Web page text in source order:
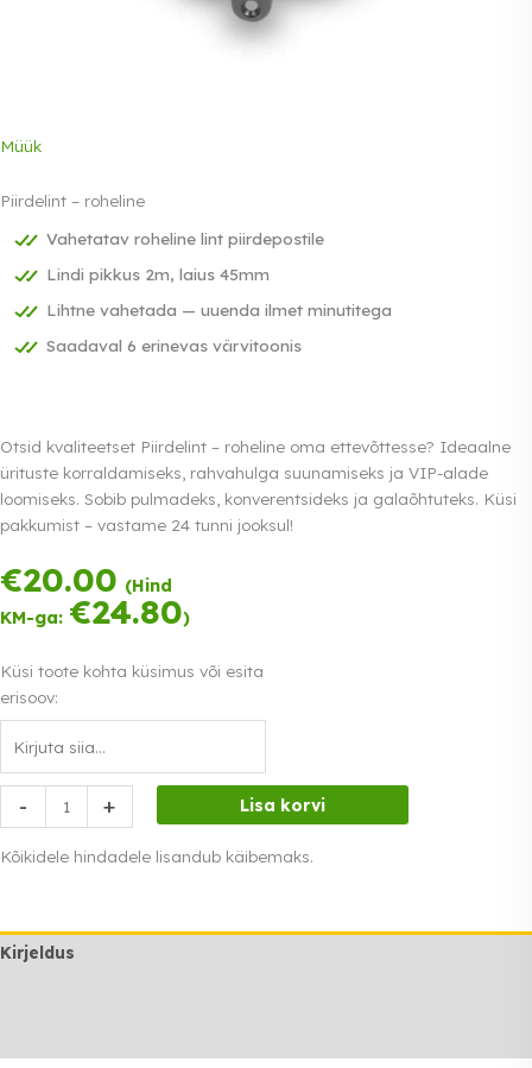
Müük
Piirdelint – roheline
Vahetatav roheline lint piirdepostile
Lindi pikkus 2m, laius 45mm
Lihtne vahetada — uuenda ilmet minutitega
Saadaval 6 erinevas värvitoonis
Otsid kvaliteetset Piirdelint – roheline oma ettevõttesse? Ideaalne
ürituste korraldamiseks, rahvahulga suunamiseks ja VIP-alade
loomiseks. Sobib pulmadeks, konverentsideks ja galaõhtuteks. Küsi
pakkumist – vastame 24 tunni jooksul!
€20.00 (Hind
KM-ga: €24.80)
Küsi toote kohta küsimus või esita
erisoov:
-
-
roheline
+ Lisa korvi
Kõikidele hindadele lisandub käibemaks.
Kirjeldus